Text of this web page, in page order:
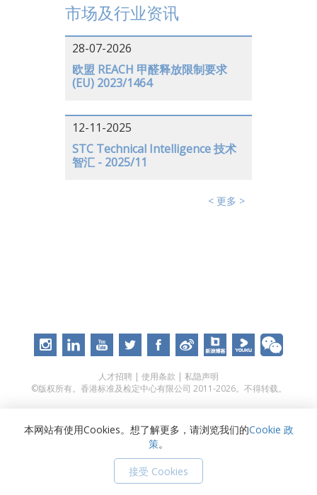
市场及行业资讯
28-07-2026
欧盟 REACH 甲醛释放限制要求
(EU) 2023/1464
12-11-2025
STC Technical Intelligence 技术
智汇 - 2025/11
< 更多 >
人才招聘 | 使用条款 | 私隐声明
©版权所有。香港标准及检定中心有限公司 2011-2026。不得转载。
本网站有使用Cookies。想了解更多，请浏览我们的Cookie 政
策。
接受 Cookies